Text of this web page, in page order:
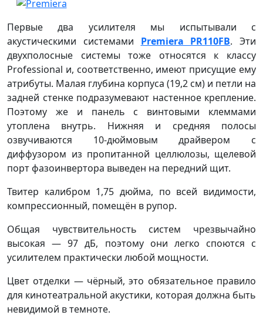
Первые два усилителя мы испытывали с
акустическими системами Premiera PR110FB. Эти
двухполосные системы тоже относятся к классу
Professional и, соответственно, имеют присущие ему
атрибуты. Малая глубина корпуса (19,2 см) и петли на
задней стенке подразумевают настенное крепление.
Поэтому же и панель с винтовыми клеммами
утоплена внутрь. Нижняя и средняя полосы
озвучиваются 10-дюймовым драйвером с
диффузором из пропитанной целлюлозы, щелевой
порт фазоинвертора выведен на передний щит.
Твитер калибром 1,75 дюйма, по всей видимости,
компрессионный, помещён в рупор.
Общая чувствительность систем чрезвычайно
высокая — 97 дБ, поэтому они легко споются с
усилителем практически любой мощности.
Цвет отделки — чёрный, это обязательное правило
для кинотеатральной акустики, которая должна быть
невидимой в темноте.